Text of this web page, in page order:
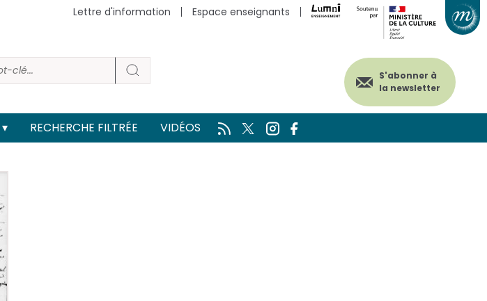
Lettre d'information Espace enseignants
S'abonner à
la newsletter
RECHERCHE FILTRÉE VIDÉOS